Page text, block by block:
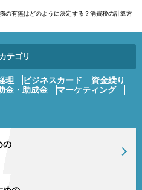
の有無はどのように決定する？消費税の計算方
テゴリ
理 ビジネスカード
資金繰り
金・助成金
マーケティング
の